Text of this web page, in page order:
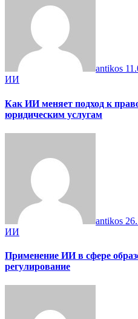
antikos
ИИ
Как ИИ меняет подход к
юридическим услугам
antikos
ИИ
Применение ИИ в сфере
регулирование